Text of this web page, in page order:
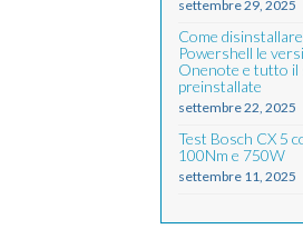
settembre 29, 2025
Come
Powershell le
Onenote e tutto il
preinstallate
settembre 22, 2025
Test Bosch CX 5
100Nm e 750W
settembre 11, 2025